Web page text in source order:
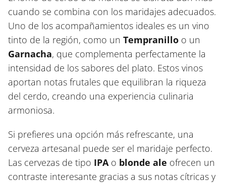
cuando se combina con los maridajes adecuados.
Uno de los acompañamientos ideales es un vino
tinto de la región, como un Tempranillo o un
Garnacha, que complementa perfectamente la
intensidad de los sabores del plato. Estos vinos
aportan notas frutales que equilibran la riqueza
del cerdo, creando una experiencia culinaria
armoniosa.
Si prefieres una opción más refrescante, una
cerveza artesanal puede ser el maridaje perfecto.
Las cervezas de tipo IPAo blonde ale ofrecen un
contraste interesante gracias a sus notas cítricas y